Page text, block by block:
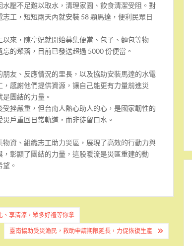
壓不足難以取水，清理家園、飲食清潔受阻。對
工，短短兩天內就安裝 58 顆馬達，便利民眾日
來，陳亭妃就開始募集便當、包子、麵包等物
的聚落，目前已發送超過 5000 份便當。
友、反應情況的里長，以及協助安裝馬達的水電
感謝他們提供資源，讓自己能更有力量前進災
團結的力量。
挫嚴重，但台南人熱心助人的心，是國家韌性的
戶重回日常軌道，而非徒留口水。
資、組織志工助力災區，展現了高效的行動力與
彰顯了團結的力量，這股暖流是災區重建的動
。
、享清涼，眾多好禮等你拿
臺南協助受災漁民，救助申請期限延長，力促恢復生產